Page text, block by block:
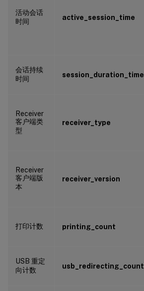
活动会话
时间
active_session_time
会话持续
时间
session_duration_time
Receiver
客户端类
型
receiver_type
Receiver
客户端版
本
receiver_version
打印计数 printing_count
USB 重定
向计数
usb_redirecting_count